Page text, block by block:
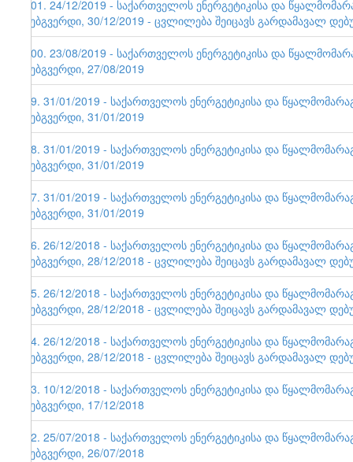
101. 24/12/2019 - საქართველოს ენერგეტიკისა და
ვებგვერდი, 30/12/2019 - ცვლილება შეიცავს გარდამავალ
100. 23/08/2019 - საქართველოს ენერგეტიკისა და
ვებგვერდი, 27/08/2019
99. 31/01/2019 - საქართველოს ენერგეტიკისა და
ვებგვერდი, 31/01/2019
98. 31/01/2019 - საქართველოს ენერგეტიკისა და
ვებგვერდი, 31/01/2019
97. 31/01/2019 - საქართველოს ენერგეტიკისა და
ვებგვერდი, 31/01/2019
96. 26/12/2018 - საქართველოს ენერგეტიკისა და
ვებგვერდი, 28/12/2018 - ცვლილება შეიცავს გარდამავალ
95. 26/12/2018 - საქართველოს ენერგეტიკისა და
ვებგვერდი, 28/12/2018 - ცვლილება შეიცავს გარდამავალ
94. 26/12/2018 - საქართველოს ენერგეტიკისა და
ვებგვერდი, 28/12/2018 - ცვლილება შეიცავს გარდამავალ
93. 10/12/2018 - საქართველოს ენერგეტიკისა და
ვებგვერდი, 17/12/2018
92. 25/07/2018 - საქართველოს ენერგეტიკისა და
ვებგვერდი, 26/07/2018